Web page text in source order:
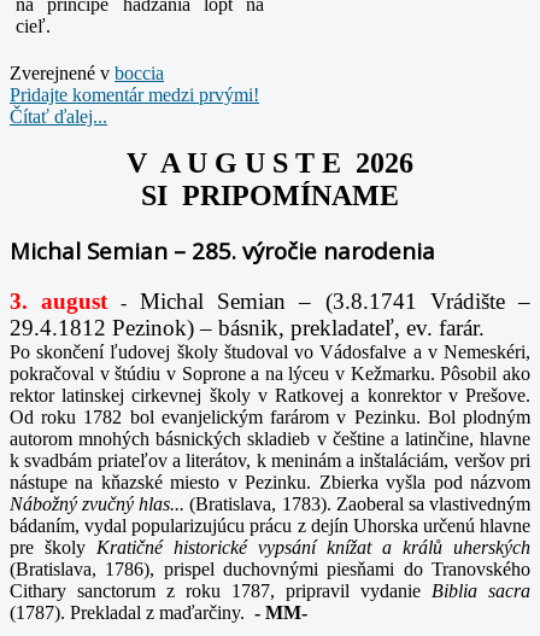
na princípe hádzania lôpt na
cieľ.
Zverejnené v boccia
Pridajte komentár medzi prvými!
Čítať ďalej...
V A U G U S T E 2026
SI PRIPOMÍNAME
Michal Semian – 285. výročie narodenia
3. august -Michal Semian – (3.8.1741 Vrádište –
29.4.1812 Pezinok) – básnik, prekladateľ, ev. farár.
Po skončení ľudovej školy študoval vo Vádosfalve a v Nemeskéri,
pokračoval v štúdiu v Soprone a na lýceu v Kežmarku. Pôsobil ako
rektor latinskej cirkevnej školy v Ratkovej a konrektor v Prešove.
Od roku 1782 bol evanjelickým farárom v Pezinku. Bol plodným
autorom mnohých básnických skladieb v češtine a latinčine, hlavne
k svadbám priateľov a literátov, k meninám a inštaláciám, veršov pri
nástupe na kňazské miesto v Pezinku. Zbierka vyšla pod názvom
Nábožný zvučný hlas...(Bratislava, 1783). Zaoberal sa vlastivedným
bádaním, vydal popularizujúcu prácu z dejín Uhorska určenú hlavne
pre školy Kratičné historické vypsání knížat a králů uherských
(Bratislava, 1786), prispel duchovnými piesňami do Tranovského
Cithary sanctorum z roku 1787, pripravil vydanie Biblia sacra
(1787). Prekladal z maďarčiny. - MM-